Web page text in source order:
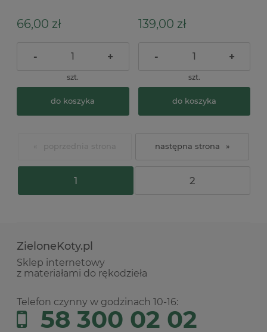
66,00 zł
- +
szt.
do koszyka
139,00 zł
- +
szt.
do koszyka
1 2
»
ZieloneKoty.pl
Sklep internetowy
z materiałami do rękodzieła
Telefon czynny w godzinach 10-16:
58 300 02 02